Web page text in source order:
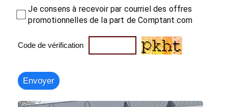
Je consens à recevoir par courriel des offres
promotionnelles de la part de Comptant.com
Code de vérification